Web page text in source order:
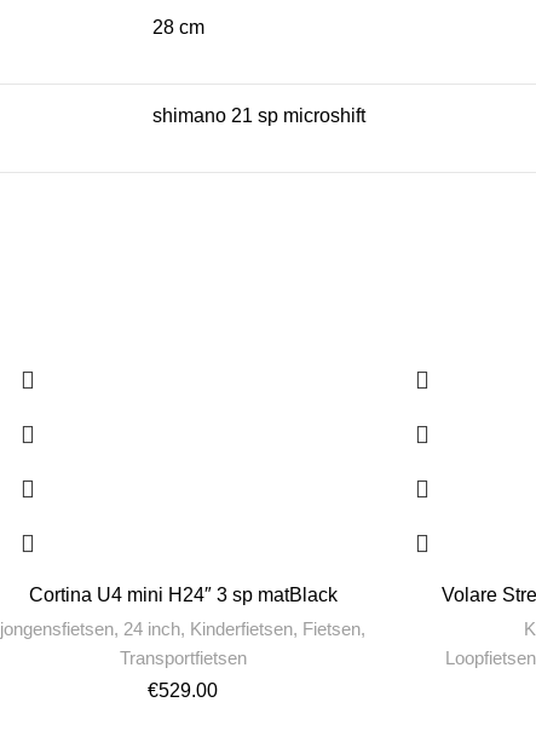
28 cm
shimano 21 sp microshift
Cortina U4 mini H24″ 3 sp matBlack
jongensfietsen, 24 inch, Kinderfietsen, Fietsen,
Transportfietsen
€529.00
Volare